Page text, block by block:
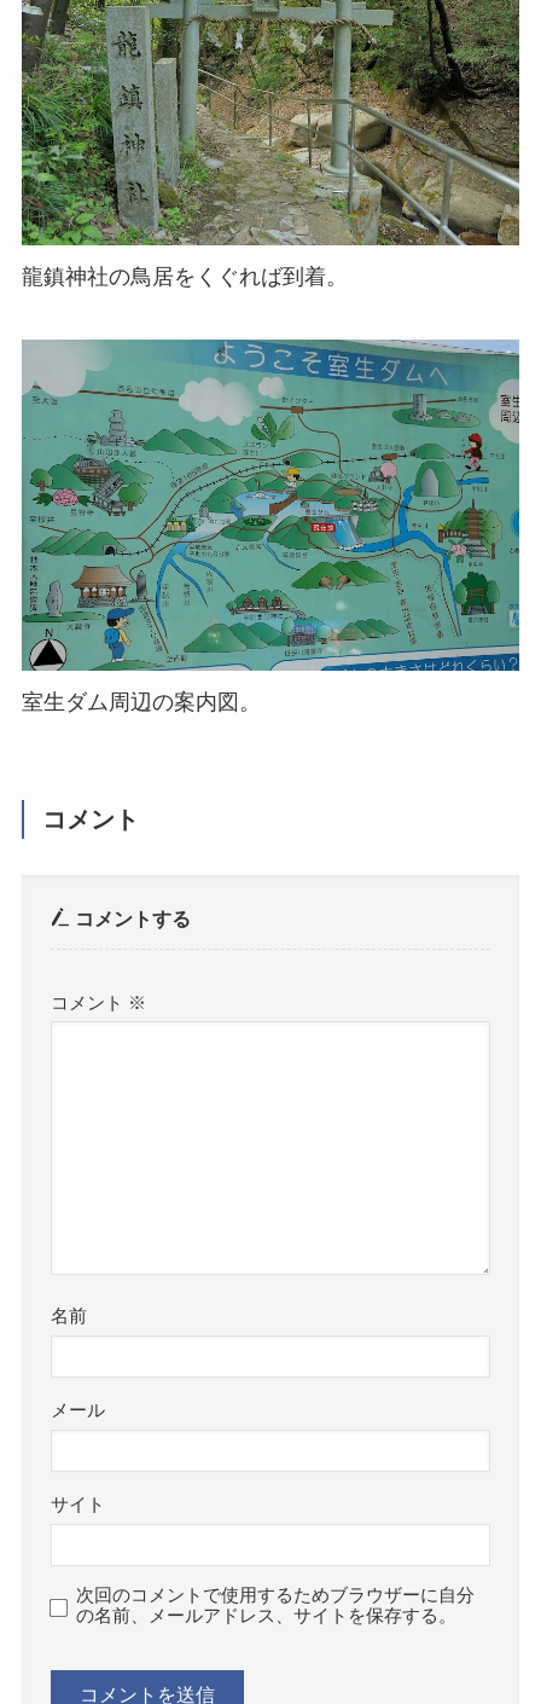
龍鎮神社の鳥居をくぐれば到着。
室生ダム周辺の案内図。
コメント
コメントする
コメント ※
名前
メール
サイト
次回のコメントで使用するためブラウザーに自分
の名前、メールアドレス、サイトを保存する。